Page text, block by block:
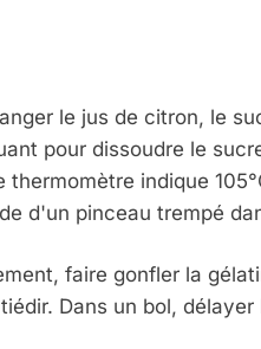
le jus de citron, le
pour dissoudre le
indique
d'un pinceau trempé
faire gonfler la
Dans un bol,